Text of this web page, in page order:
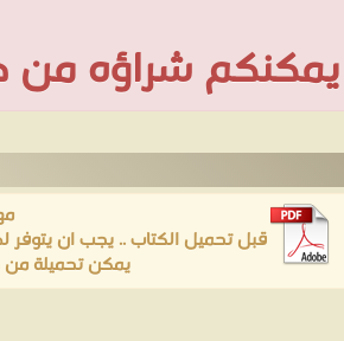
يمكنكم شراؤه من
قبل تحميل الكتاب .. يجب ان يتوفر
يمكن تحميلة من